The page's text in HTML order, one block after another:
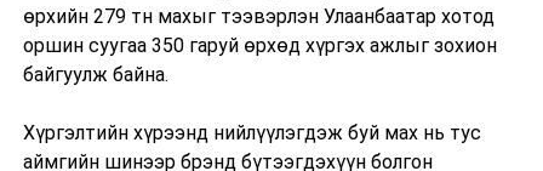
өрхийн 279 тн махыг тээвэрлэн Улаанбаатар хотод
оршин суугаа 350 гаруй өрхөд хүргэх ажлыг зохион
байгуулж байна.
Хүргэлтийн хүрээнд нийлүүлэгдэж буй мах нь тус
аймгийн шинээр брэнд бүтээгдэхүүн болгон